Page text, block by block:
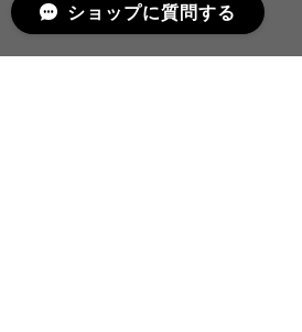
ショップに質問する